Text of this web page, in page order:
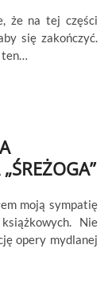
że na tej części
się zakończyć.
ten…
moją sympatię
Nie
opery mydlanej